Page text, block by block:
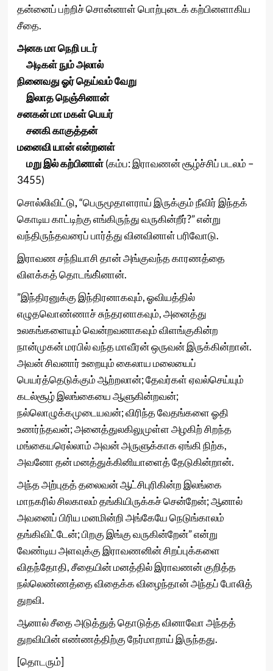
தன்னைப் பற்றிச் சொன்னாள் பொற்புடைக் கற்பினளாகிய
சீதை.
அனக மா நெறி படர்
அடிகள் நும் அலால்
நினைவது ஓர் தெய்வம் வேறு
இலாத நெஞ்சினான்
சனகன் மா மகள் பெயர்
சனகி காகுத்தன்
மனைவி யான் என்றனள்
மறு இல் கற்பினாள்(கம்ப: இராவணன் சூழ்ச்சிப் படலம் –
3455)
சொல்லிவிட்டு,“பெருமூதாளராய் இருக்கும் நீவிர் இந்தக்
கொடிய காட்டிற்கு எங்கிருந்து வருகின்றீர்?” என்று
வந்திருந்தவரைப் பார்த்து வினவினாள் பரிவோடு.
இராவண சந்நியாசி தான் அங்குவந்த காரணத்தை
விளக்கத் தொடங்கி்னான்.
”இந்திரனுக்கு இந்திரனாகவும், ஓவியத்தில்
எழுதவொண்ணாச் சுந்தரனாகவும், அனைத்து
உலகங்களையும் வென்றவனாகவும் விளங்குகின்ற
நான்முகன் மரபில் வந்த மாவீரன் ஒருவன் இருக்கின்றான்.
அவன் சிவனார் உறையும் கைலாய மலையைப்
பெயர்த்தெடுக்கும் ஆற்றலான்; தேவர்கள் ஏவல்செய்யும்
கடல்சூழ் இலங்கையை ஆளுகின்றவன்;
நல்லொழுக்கமுடையவன்; விரிந்த வேதங்களை ஓதி
உணர்ந்தவன்; அனைத்துலகிலுமுள்ள அழகிற் சிறந்த
மங்கையரெல்லாம் அவன் அருளுக்காக ஏங்கி நிற்க,
அவனோ தன் மனத்துக்கினியாளைத் தேடுகின்றான்.
அந்த அற்புதத் தலைவன் ஆட்சிபுரிகின்ற இலங்கை
மாநகரில் சிலகாலம் தங்கியிருக்கச் சென்றேன்; ஆனால்
அவனைப் பிரிய மனமின்றி அங்கேயே நெடுங்காலம்
தங்கிவிட்டேன்; பிறகு இங்கு வருகின்றேன்” என்று
வேண்டிய அளவுக்கு இராவணனின் சிறப்புக்களை
விதந்தோதி, சீதையின் மனத்தில் இராவணன் குறித்த
நல்லெண்ணத்தை விதைக்க விழைந்தான் அந்தப் போலித்
துறவி.
ஆனால் சீதை அடுத்துத் தொடுத்த வினாவோ அந்தத்
துறவியின் எண்ணத்திற்கு நேர்மாறாய் இருந்தது.
[தொடரும்]